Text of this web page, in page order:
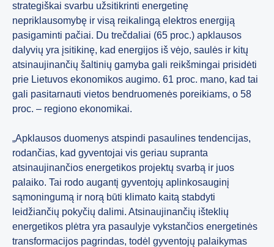
strategiškai svarbu užsitikrinti energetinę
nepriklausomybę ir visą reikalingą elektros energiją
pasigaminti pačiai. Du trečdaliai (65 proc.) apklausos
dalyvių yra įsitikinę, kad energijos iš vėjo, saulės ir kitų
atsinaujinančių šaltinių gamyba gali reikšmingai prisidėti
prie Lietuvos ekonomikos augimo. 61 proc. mano, kad tai
gali pasitarnauti vietos bendruomenės poreikiams, o 58
proc. – regiono ekonomikai.
„Apklausos duomenys atspindi pasaulines tendencijas,
rodančias, kad gyventojai vis geriau supranta
atsinaujinančios energetikos projektų svarbą ir juos
palaiko. Tai rodo augantį gyventojų aplinkosauginį
sąmoningumą ir norą būti klimato kaitą stabdyti
leidžiančių pokyčių dalimi. Atsinaujinančių išteklių
energetikos plėtra yra pasaulyje vykstančios energetinės
transformacijos pagrindas, todėl gyventojų palaikymas